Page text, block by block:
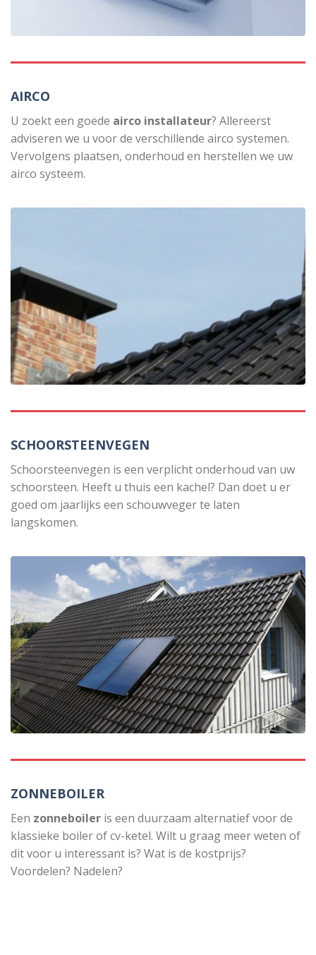
AIRCO
U zoekt een goede airco installateur? Allereerst
adviseren we u voor de verschillende airco systemen.
Vervolgens plaatsen, onderhoud en herstellen we uw
airco systeem.
SCHOORSTEENVEGEN
Schoorsteenvegen is een verplicht onderhoud van uw
schoorsteen. Heeft u thuis een kachel? Dan doet u er
goed om jaarlijks een schouwveger te laten
langskomen.
ZONNEBOILER
Een zonneboiler is een duurzaam alternatief voor de
klassieke boiler of cv-ketel. Wilt u graag meer weten of
dit voor u interessant is? Wat is de kostprijs?
Voordelen? Nadelen?